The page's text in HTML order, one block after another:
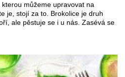
můžeme upravovat na
je, stojí za to. Brokolice je druh
ale pěstuje se i u nás. Zasévá se